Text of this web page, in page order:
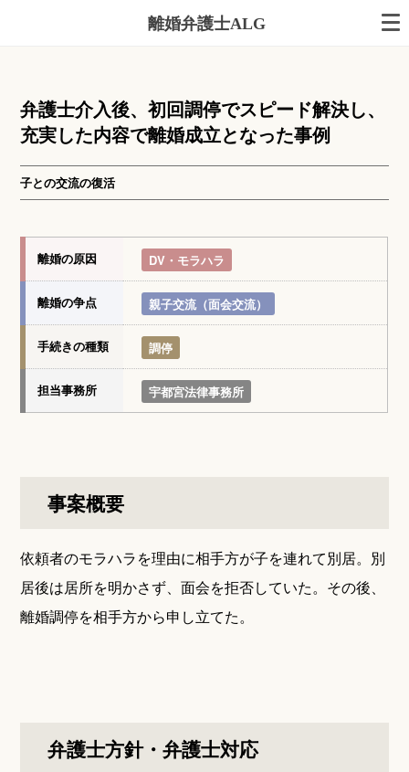
離婚弁護士ALG
弁護士介入後、初回調停でスピード解決し、
充実した内容で離婚成立となった事例
子との交流の復活
離婚の原因 DV・モラハラ
離婚の争点 親子交流（面会交流）
手続きの種類 調停
担当事務所 宇都宮法律事務所
事案概要
依頼者のモラハラを理由に相手方が子を連れて別居。別
居後は居所を明かさず、面会を拒否していた。その後、
離婚調停を相手方から申し立てた。
弁護士方針・弁護士対応